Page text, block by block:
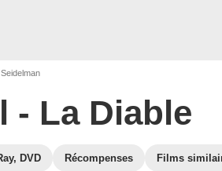
- La Diable
DVD Récompenses Films